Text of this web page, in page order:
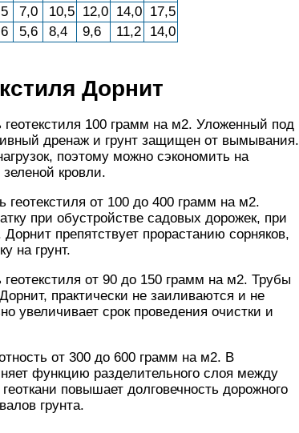
7,0 10,5 12,0 14,0 17,5
5,6 8,4 9,6 11,2 14,0
Дорнит
100 грамм на м2. Уложенный под
дренаж и грунт защищен от вымывания.
поэтому можно сэкономить на
кровли.
геотекстиля от 100 до 400 грамм на м2.
при обустройстве садовых дорожек, при
препятствует прорастанию сорняков,
на грунт.
от 90 до 150 грамм на м2. Трубы
практически не заиливаются и не
увеличивает срок проведения очистки и
от 300 до 600 грамм на м2. В
функцию разделительного слоя между
повышает долговечность дорожного
грунта.